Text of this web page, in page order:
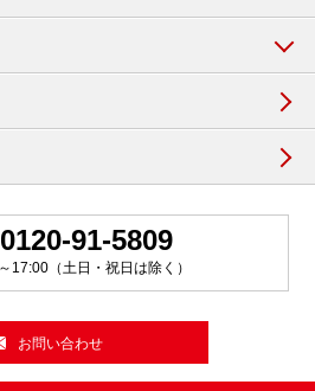
0120-91-5809
17:00（土日・祝日は除く）
お問い合わせ